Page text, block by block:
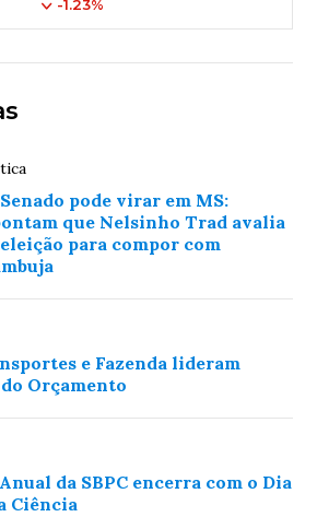
-1.23%
pode virar em MS:
que Nelsinho Trad avalia
para compor com
e Fazenda lideram
Orçamento
da SBPC encerra com o Dia
Ciência